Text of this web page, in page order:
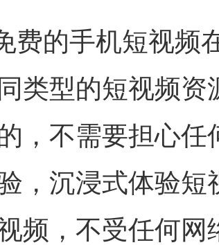
费的手机短视频
类型的短视频资
，不需要担心任
，沉浸式体验短
频，不受任何网